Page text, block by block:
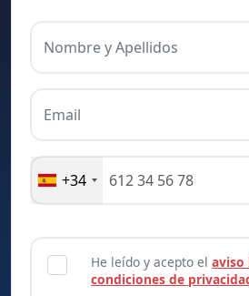
Nombre y Apellidos
Email
+34
He leído y acepto elaviso
condiciones de